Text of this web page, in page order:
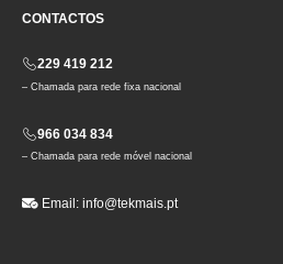
CONTACTOS
229 419 212
– Chamada para rede fixa nacional
966 034 834
– Chamada para rede móvel nacional
Email: info@tekmais.pt